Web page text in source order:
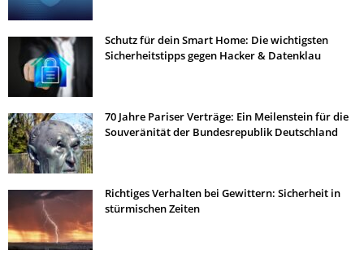
Schutz für dein Smart Home: Die wichtigsten
Sicherheitstipps gegen Hacker & Datenklau
70 Jahre Pariser Verträge: Ein Meilenstein für die
Souveränität der Bundesrepublik Deutschland
Richtiges Verhalten bei Gewittern: Sicherheit in
stürmischen Zeiten